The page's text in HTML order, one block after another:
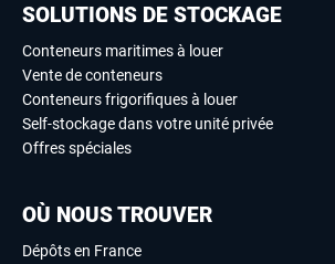
SOLUTIONS DE STOCKAGE
Conteneurs maritimes à louer
Vente de conteneurs
Conteneurs frigorifiques à louer
Self-stockage dans votre unité privée
Offres spéciales
OÙ NOUS TROUVER
Dépôts en France